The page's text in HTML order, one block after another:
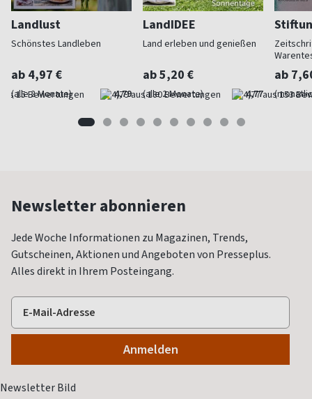
Landlust
Schönstes Landleben
ab 4,97 €
(alle 2 Monate) 4,79
LandIDEE
Land erleben und genießen
ab 5,20 €
(alle 2 Monate) 4,77
ab
Newsletter abonnieren
Jede Woche Informationen zu Magazinen, Trends,
Gutscheinen, Aktionen und Angeboten von Presseplus.
Alles direkt in Ihrem Posteingang.